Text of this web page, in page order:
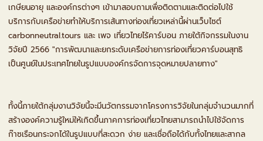
เกษียนอายุ และองค์กรต่างๆ เข้ามาสอบถามเพื่อติดตามและติดต่อไปใช้
บริการกับเครือข่ายทำให้บริการเส้นทางท่องเที่ยวเหล่านี้ผ่านเว็บไซต์
carbonneutral.tours และ เพจ เที่ยวไทยไร้คาร์บอน ภายใต้กิจกรรมในงาน
วิจัยปี 2566 "การพัฒนาและยกระดับเครือข่ายการท่องเที่ยวคาร์บอนสุทธิ
เป็นศูนย์ในประเทศไทยในรูปแบบองค์กรจัดการจุดหมายปลายทาง"
ทั้งนี้ภายใต้กลุ่มงานวิจัยนี้จะมีนวัตกรรมจากโครงการวิจัยในกลุ่มจำนวนมากที่
สร้างองค์ความรู้ใหม่ให้เกิดขึ้นภาคการท่องเที่ยวไทยสามารถนำไปใช้จัดการ
ก๊าซเรือนกระจกได้ในรูปแบบที่สะดวก ง่าย และเชื่อถือได้กับทั้งไทยและสากล